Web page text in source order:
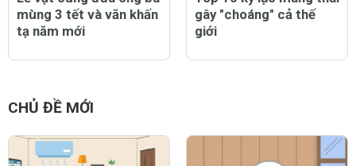
tạ năm mới